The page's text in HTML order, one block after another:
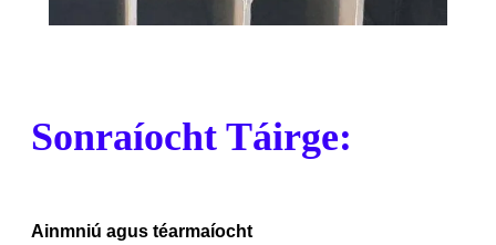
Sonraíocht Táirge:
Ainmniú agus téarmaíocht